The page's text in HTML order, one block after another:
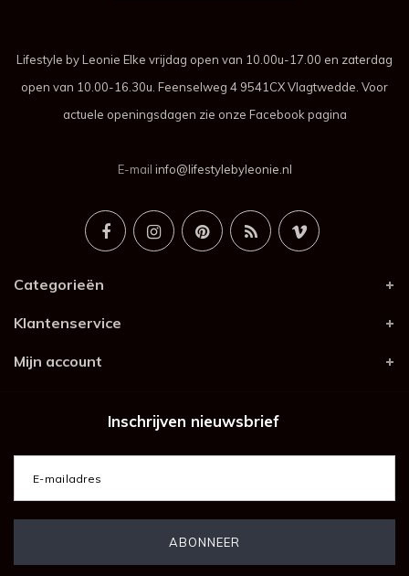
Lifestyle by Leonie Elke vrijdag open van 10.00u-17.00 en zaterdag
open van 10.00-16.30u. Feenselweg 4 9541CX Vlagtwedde. Voor
actuele openingsdagen zie onze Facebook pagina
E-mail info@lifestylebyleonie.nl
Categorieën
Klantenservice
Mijn account
Inschrijven nieuwsbrief